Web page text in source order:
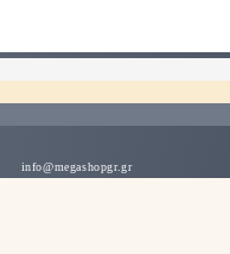
info@megashopgr.gr